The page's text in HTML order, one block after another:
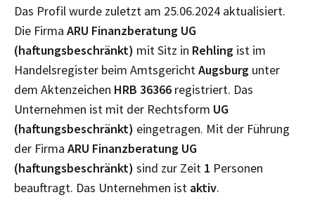
Das Profil wurde zuletzt am 25.06.2024 aktualisiert.
Die Firma ARU Finanzberatung UG
(haftungsbeschränkt) mit Sitz in Rehling ist im
Handelsregister beim AmtsgerichtAugsburg unter
dem Aktenzeichen HRB 36366 registriert. Das
Unternehmen ist mit der Rechtsform UG
(haftungsbeschränkt) eingetragen. Mit der Führung
der Firma ARU Finanzberatung UG
(haftungsbeschränkt) sind zur Zeit 1 Personen
beauftragt. Das Unternehmen ist aktiv.